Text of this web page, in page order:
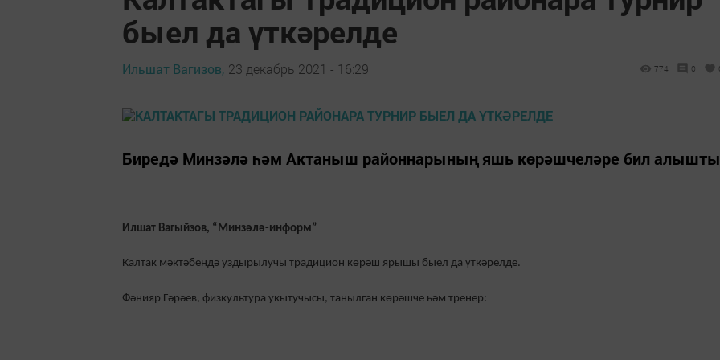
быел да үткәрелде
Ильшат Вагизов, 23 декабрь 2021 - 16:29 774 0
Биредә Минзәлә һәм Актаныш районнарының яшь көрәшчеләре бил алышты
Илшат Вагыйзов, “Минзәлә-информ”
Калтак мәктәбендә уздырылучы традицион көрәш ярышы быел да үткәрелде.
Фәнияр Гәрәев, физкультура укытучысы, танылган көрәшче һәм тренер: